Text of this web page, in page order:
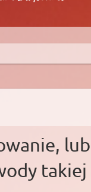
takiej